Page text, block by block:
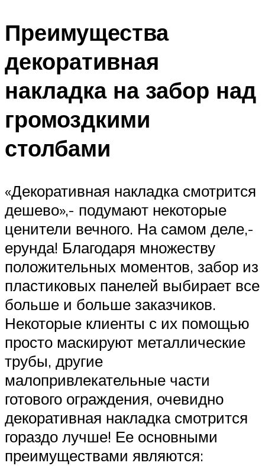
Преимущества
декоративная
накладка на забор над
громоздкими
столбами
«Декоративная накладка смотрится
дешево»,- подумают некоторые
ценители вечного. На самом деле,-
ерунда! Благодаря множеству
положительных моментов, забор из
пластиковых панелей выбирает все
больше и больше заказчиков.
Некоторые клиенты с их помощью
просто маскируют металлические
трубы, другие
малопривлекательные части
готового ограждения, очевидно
декоративная накладка смотрится
гораздо лучше! Ее основными
преимуществами являются: